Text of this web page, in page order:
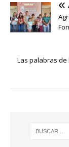
Las palabras de